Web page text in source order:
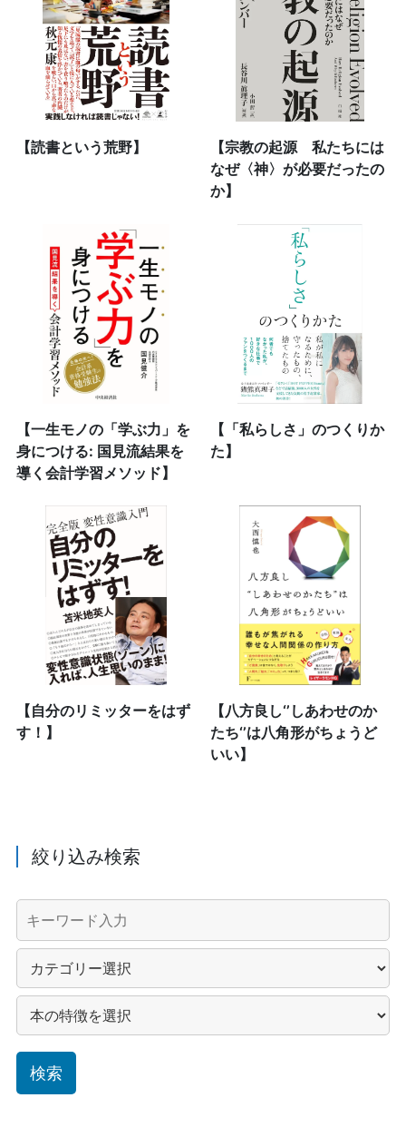
【読書という荒野】
【宗教の起源 私たちには
なぜ〈神〉が必要だったの
か】
【一生モノの「学ぶ力」を
身につける: 国見流結果を
導く会計学習メソッド】
【「私らしさ」のつくりか
た】
【自分のリミッターをはず
す！】
【八方良し‘’しあわせのか
たち‘’は八角形がちょうど
いい】
絞り込み検索